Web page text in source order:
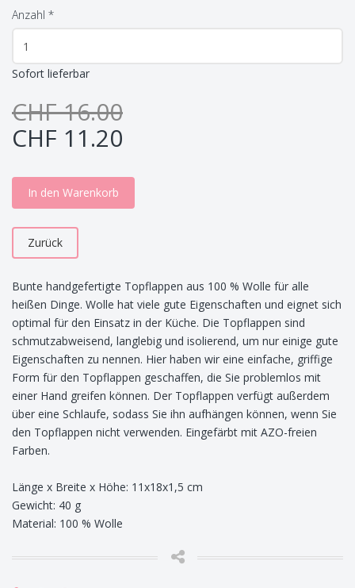
Anzahl *
Sofort lieferbar
CHF 16.00
CHF 11.20
In den Warenkorb
Zurück
Bunte handgefertigte Topflappen aus 100 % Wolle für alle
heißen Dinge. Wolle hat viele gute Eigenschaften und eignet sich
optimal für den Einsatz in der Küche. Die Topflappen sind
schmutzabweisend, langlebig und isolierend, um nur einige gute
Eigenschaften zu nennen. Hier haben wir eine einfache, griffige
Form für den Topflappen geschaffen, die Sie problemlos mit
einer Hand greifen können. Der Topflappen verfügt außerdem
über eine Schlaufe, sodass Sie ihn aufhängen können, wenn Sie
den Topflappen nicht verwenden. Eingefärbt mit AZO-freien
Farben.
Länge x Breite x Höhe: 11x18x1,5 cm
Gewicht: 40 g
Material: 100 % Wolle